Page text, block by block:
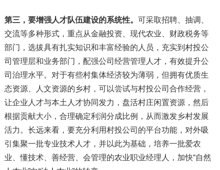
第三，要增强人才队伍建设的系统性。 可采取招聘、抽调、
交流等多种形式，重点从金融投资、现代农业、财政税务等
部门，选拔具有扎实知识和丰富经验的人员，充实到村投公
司管理层和业务部门，配强公司经营管理人才，有效提升公
司治理水平。对于有些村集体经济较为薄弱，但拥有优质生
态资源、人文资源的乡村，可以尝试与村投公司合作经营，
让企业人才与本土人才协同发力，盘活村庄闲置资源，然后
根据贡献大小，合理确定利润分成比例，从而激发乡村发展
活力。长远来看，要充分利用村投公司的平台功能，对外吸
引集聚一批专业技术人才，并以此为基础，培养一批爱农
业、懂技术、善经营、会管理的农业职业经理人，加快“自然